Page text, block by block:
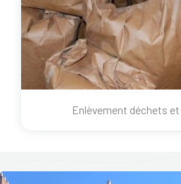
Enlèvement déchets